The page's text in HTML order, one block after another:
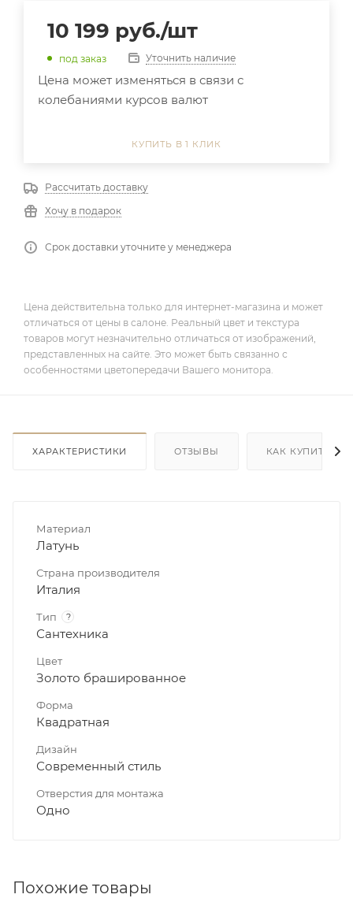
10 199 руб./шт
под заказ Уточнить наличие
Цена может изменяться в связи с
колебаниями курсов валют
КУПИТЬ В 1 КЛИК
Рассчитать доставку
Хочу в подарок
Срок доставки уточните у менеджера
Цена действительна только для интернет-магазина и может
отличаться от цены в салоне. Реальный цвет и текстура
товаров могут незначительно отличаться от изображений,
представленных на сайте. Это может быть связанно с
особенностями цветопередачи Вашего монитора.
ХАРАКТЕРИСТИКИ ОТЗЫВЫ КАК КУПИТЬ
Материал
Латунь
Страна производителя
Италия
Тип ?
Сантехника
Цвет
Золото брашированное
Форма
Квадратная
Дизайн
Современный стиль
Отверстия для монтажа
Одно
Похожие товары